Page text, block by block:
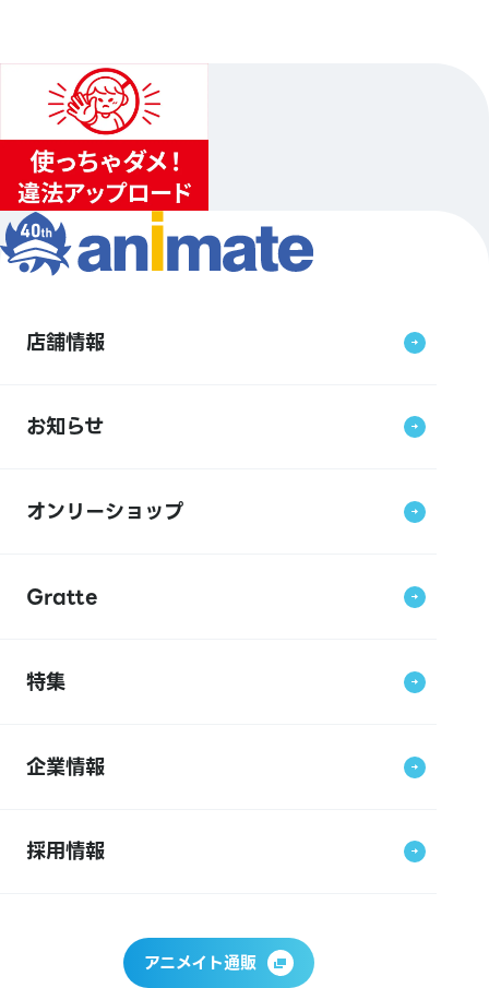
店舗情報
お知らせ
オンリーショップ
Gratte
特集
企業情報
採用情報
アニメイト通販